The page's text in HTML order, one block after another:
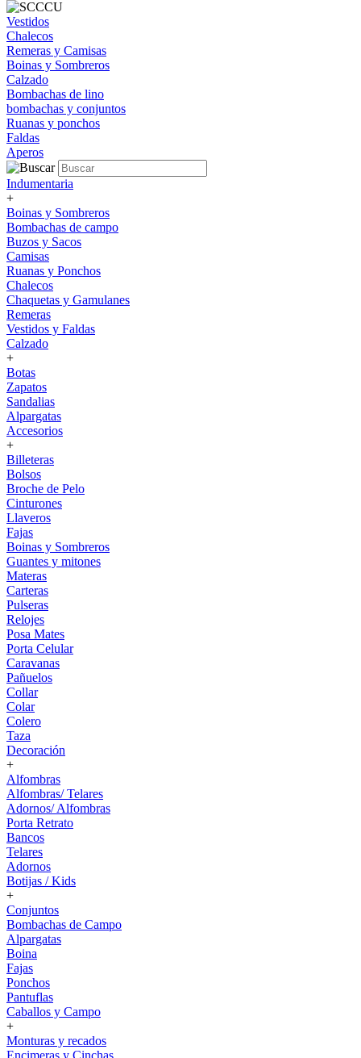
Vestidos
Chalecos
Remeras y Camisas
Boinas y Sombreros
Calzado
Bombachas de lino
bombachas y conjuntos
Ruanas y ponchos
Faldas
Aperos
Indumentaria
+
Boinas y Sombreros
Bombachas de campo
Buzos y Sacos
Camisas
Ruanas y Ponchos
Chalecos
Chaquetas y Gamulanes
Remeras
Vestidos y Faldas
Calzado
+
Botas
Zapatos
Sandalias
Alpargatas
Accesorios
+
Billeteras
Bolsos
Broche de Pelo
Cinturones
Llaveros
Fajas
Boinas y Sombreros
Guantes y mitones
Materas
Carteras
Pulseras
Relojes
Posa Mates
Porta Celular
Caravanas
Pañuelos
Collar
Colar
Colero
Taza
Decoración
+
Alfombras
Alfombras/ Telares
Adornos/ Alfombras
Porta Retrato
Bancos
Telares
Adornos
Botijas / Kids
+
Conjuntos
Bombachas de Campo
Alpargatas
Boina
Fajas
Ponchos
Pantuflas
Caballos y Campo
+
Monturas y recados
Encimeras y Cinchas